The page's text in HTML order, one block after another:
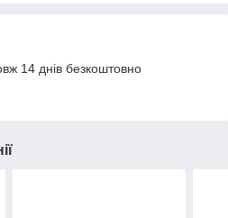
14 днів безкоштовно